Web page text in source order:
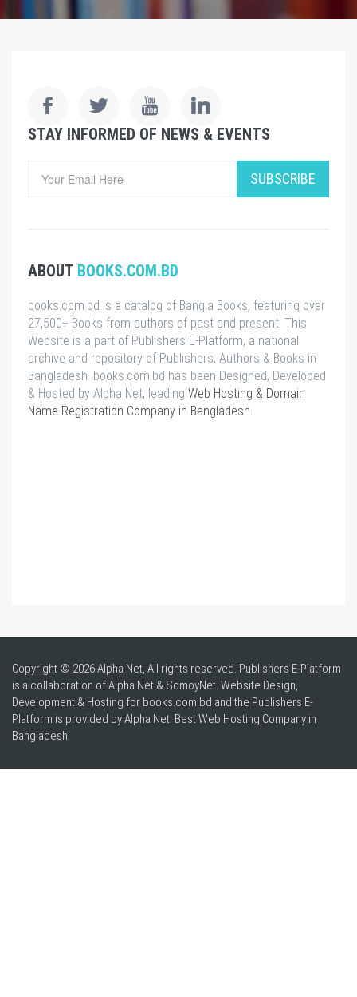
STAY INFORMED OF NEWS & EVENTS
SUBSCRIBE
ABOUT BOOKS.COM.BD
books.com.bd is a catalog of Bangla Books, featuring over
27,500+ Books from authors of past and present. This
Website is a part of Publishers E-Platform, a national
archive and repository of Publishers, Authors & Books in
Bangladesh. books.com.bd has been Designed, Developed
& Hosted by Alpha Net, leading Web Hosting & Domain
Name Registration Company in Bangladesh
Copyright © 2026 Alpha Net, All rights reserved. Publishers E-Platform
is a collaboration of Alpha Net & SomoyNet. Website Design,
Development & Hosting for books.com.bd and the Publishers E-
Platform is provided by Alpha Net. BestWeb Hosting Company in
Bangladesh.